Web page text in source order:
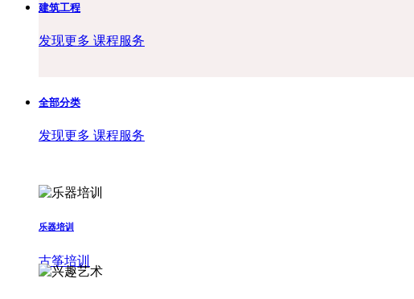
建筑工程
发现更多 课程服务
全部分类
发现更多 课程服务
乐器培训
古筝培训